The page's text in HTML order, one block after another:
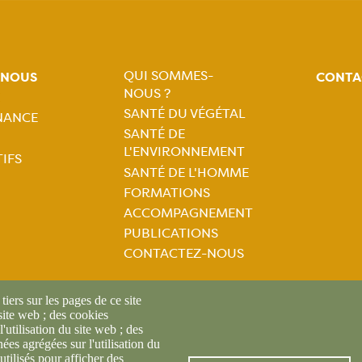
Navigation
principale
QUI SOMMES-
NOUS ?
SANTÉ DU VÉGÉTAL
SANTÉ DE
L'ENVIRONNEMENT
SANTÉ DE L'HOMME
FORMATIONS
ACCOMPAGNEMENT
PUBLICATIONS
CONTACTEZ-NOUS
sur les pages de ce site
web ; des cookies
du site web ; des
agrégées sur l'utilisation du
pour afficher des